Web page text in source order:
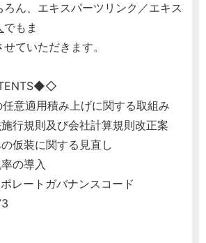
ん、エキスパーツリンク／エキス
でもま
ていただきます。
任意適用積み上げに関する取組み
施行規則及び会社計算規則改正案
仮装に関する見直し
の導入
レートガバナンスコード